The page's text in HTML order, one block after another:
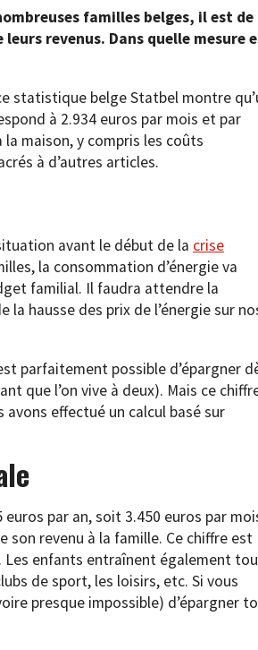
familles belges, il est de
revenus. Dans quelle mesure
statistique belge Statbel montre
à 2.934 euros par mois et par
maison, y compris les coûts
à d’autres articles.
avant le début de la crise
la consommation d’énergie va
familial. Il faudra attendre la
hausse des prix de l’énergie sur
parfaitement possible d’épargner
que l’on vive à deux). Mais ce
effectué un calcul basé sur
par an, soit 3.450 euros par
son revenu à la famille. Ce chiffre est
Les enfants entraînent également
de sport, les loisirs, etc. Si vous
presque impossible) d’épargner